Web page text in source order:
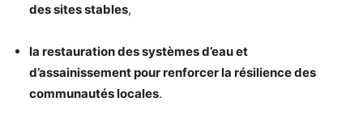
des sites stables,
la restauration des systèmes d’eau et
d’assainissement pour renforcer la résilience des
communautés locales.